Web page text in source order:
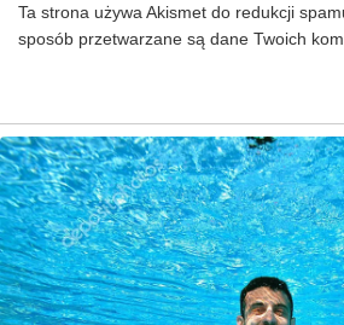
Ta strona używa Akismet do redukcji
sposób przetwarzane są dane Twoich